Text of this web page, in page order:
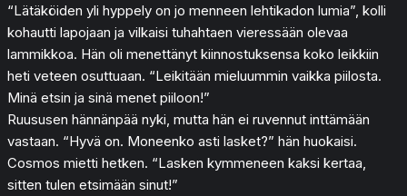
“Lätäköiden yli hyppely on jo menneen lehtikadon lumia”, kolli
kohautti lapojaan ja vilkaisi tuhahtaen vieressään olevaa
lammikkoa. Hän oli menettänyt kiinnostuksensa koko leikkiin
heti veteen osuttuaan. “Leikitään mieluummin vaikka piilosta.
Minä etsin ja sinä menet piiloon!”
Ruususen hännänpää nyki, mutta hän ei ruvennut inttämään
vastaan. “Hyvä on. Moneenko asti lasket?” hän huokaisi.
Cosmos mietti hetken. “Lasken kymmeneen kaksi kertaa,
sitten tulen etsimään sinut!”